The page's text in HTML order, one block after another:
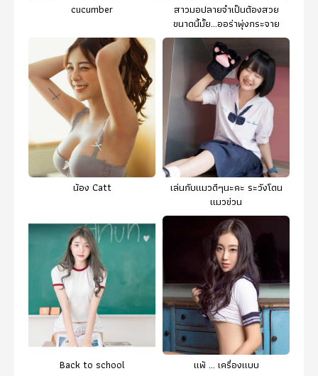
cucumber
สาวมอปลายจำเป็นต้องสวย
ขนาดนี้มั้ย...ออร่าพุ่งกระจาย
ละลายไปหมด
น้อง Catt
เล่นกับแมวดีๆนะคะ ระวังโดน
แมวข่วน
Back to school แพ้ ... เครื่องแบบ